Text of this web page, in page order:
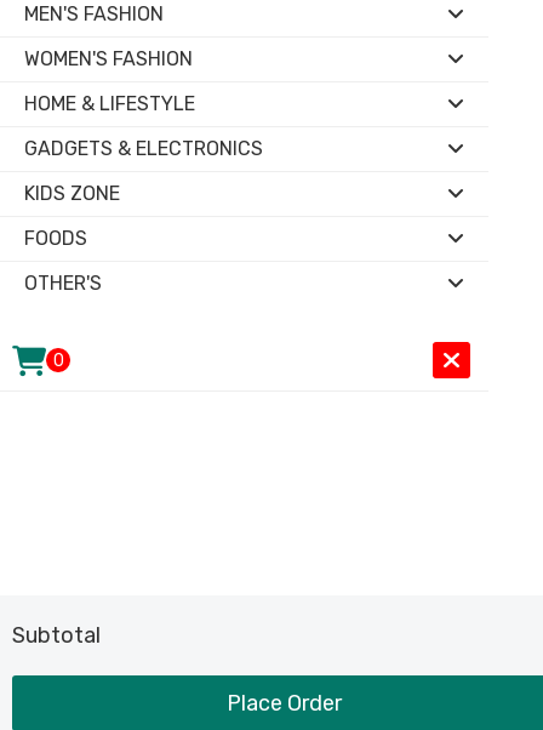
MEN'S FASHION
WOMEN'S FASHION
HOME & LIFESTYLE
GADGETS & ELECTRONICS
KIDS ZONE
FOODS
OTHER'S
0
Subtotal
Place Order